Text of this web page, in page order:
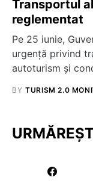
Transportul
reglementat
Pe 25 iunie,
urgență privind
autoturism şi
BY TURISM 2.0